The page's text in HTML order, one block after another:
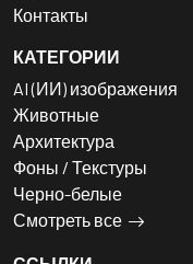
Контакты
КАТЕГОРИИ
AI (ИИ) изображения
Животные
Архитектура
Фоны / Текстуры
Черно-белые
Смотреть все